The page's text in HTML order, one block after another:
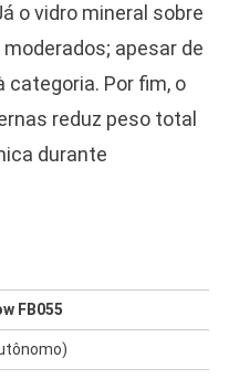
o vidro mineral sobre
apesar de
categoria. Por fim, o
reduz peso total
durante
FB055